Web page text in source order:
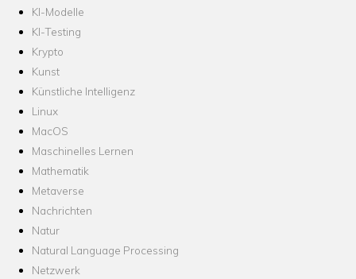
KI-Modelle
KI-Testing
Krypto
Kunst
Künstliche Intelligenz
Linux
MacOS
Maschinelles Lernen
Mathematik
Metaverse
Nachrichten
Natur
Natural Language Processing
Netzwerk